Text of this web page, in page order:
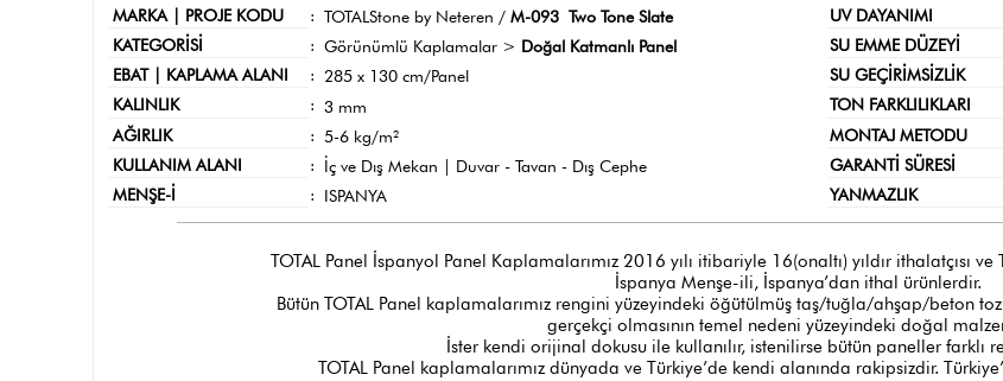
MARKA | PROJE KODU : TOTALStone by Neteren / M-093 Two Tone Slate UV DAYANIMI
KATEGORİSİ
: Görünümlü Kaplamalar > Doğal Katmanlı Panel SU EMME DÜZEYİ
EBAT | KAPLAMA ALANI
: 285 x 130 cm/Panel SU GEÇİRİMSİZLİK
KALINLIK
: 3 mm TON FARKLILIKLARI
AĞIRLIK
: 5-6 kg/m² MONTAJ METODU
KULLANIM ALANI
: İç ve Dış Mekan | Duvar - Tavan - Dış Cephe GARANTİ SÜRESİ
MENŞE-İ
: ISPANYA YANMAZLIK
TOTAL Panel İspanyol Panel Kaplamalarımız 2016 yılı itibariyle 16(onaltı) yıldır ithalatçısı
İspanya Menşe-ili, İspanya’dan ithal ürünlerdir.
Bütün TOTAL Panel kaplamalarımız rengini yüzeyindeki öğütülmüş taş/tuğla/ahşap/beton
gerçekçi olmasının temel nedeni yüzeyindeki doğal
İster kendi orijinal dokusu ile kullanılır, istenilirse bütün paneller farklı
TOTAL Panel kaplamalarımız dünyada ve Türkiye’de kendi alanında rakipsizdir.